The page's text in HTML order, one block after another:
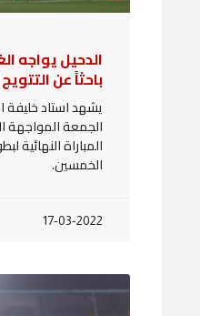
الدحيل يواجه
باحثاً عن التتويج
يشهد استاد خليفة
الجمعة المواجهة
المباراة النهائية
الخمسين.
17-03-2022